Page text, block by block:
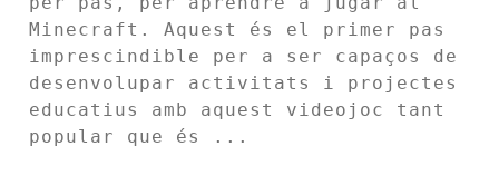
Minecraft. Aquest és el primer pas
imprescindible per a ser capaços de
desenvolupar activitats i projectes
educatius amb aquest videojoc tant
popular que és ...